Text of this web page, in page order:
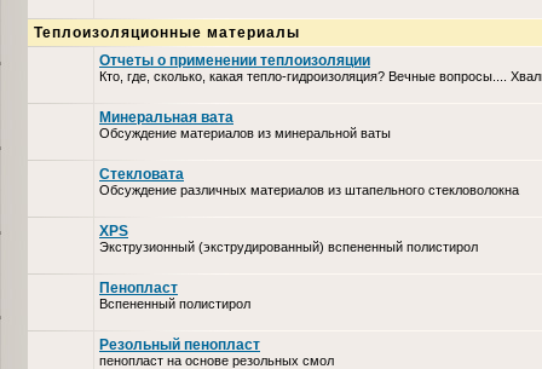
Теплоизоляционные материалы
Отчеты о применении теплоизоляции
Кто, где, сколько, какая тепло-гидроизоляция? Вечные вопросы....
Минеральная вата
Обсуждение материалов из минеральной ваты
Стекловата
Обсуждение различных материалов из штапельного стекловолокна
XPS
Экструзионный (экструдированный) вспененный полистирол
Пенопласт
Вспененный полистирол
Резольный пенопласт
пенопласт на основе резольных смол